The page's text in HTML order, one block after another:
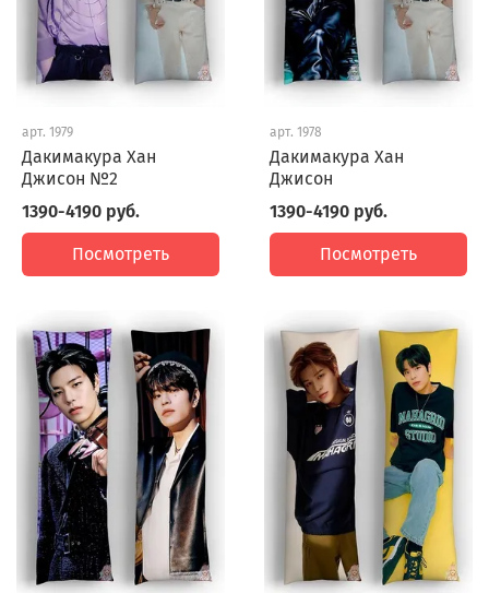
арт. 1979
Дакимакура Хан
Джисон №2
1390-4190 руб.
Посмотреть
арт. 1978
Дакимакура Хан
Джисон
1390-4190 руб.
Посмотреть